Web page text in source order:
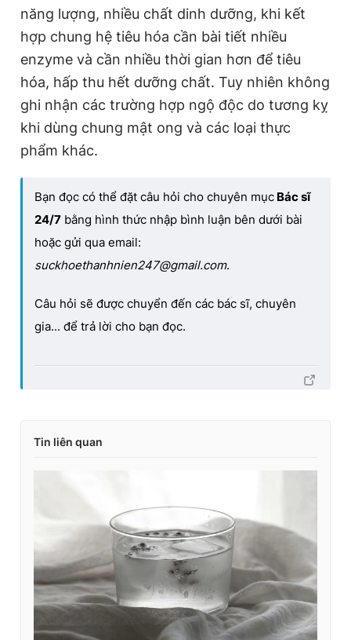
năng lượng, nhiều chất dinh dưỡng, khi kết
hợp chung hệ tiêu hóa cần bài tiết nhiều
enzyme và cần nhiều thời gian hơn để tiêu
hóa, hấp thu hết dưỡng chất. Tuy nhiên không
ghi nhận các trường hợp ngộ độc do tương kỵ
khi dùng chung mật ong và các loại thực
phẩm khác.
Bạn đọc có thể đặt câu hỏi cho chuyên mục Bác sĩ
24/7 bằng hình thức nhập bình luận bên dưới bài
hoặc gửi qua email:
suckhoethanhnien247@gmail.com.
Câu hỏi sẽ được chuyển đến các bác sĩ, chuyên
gia... để trả lời cho bạn đọc.
Tin liên quan